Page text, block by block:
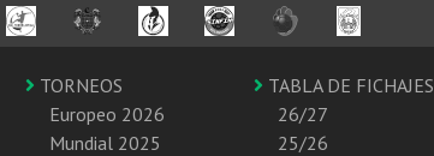
TORNEOS
Europeo 2026
Mundial 2025
TABLA DE FICHAJES
26/27
25/26